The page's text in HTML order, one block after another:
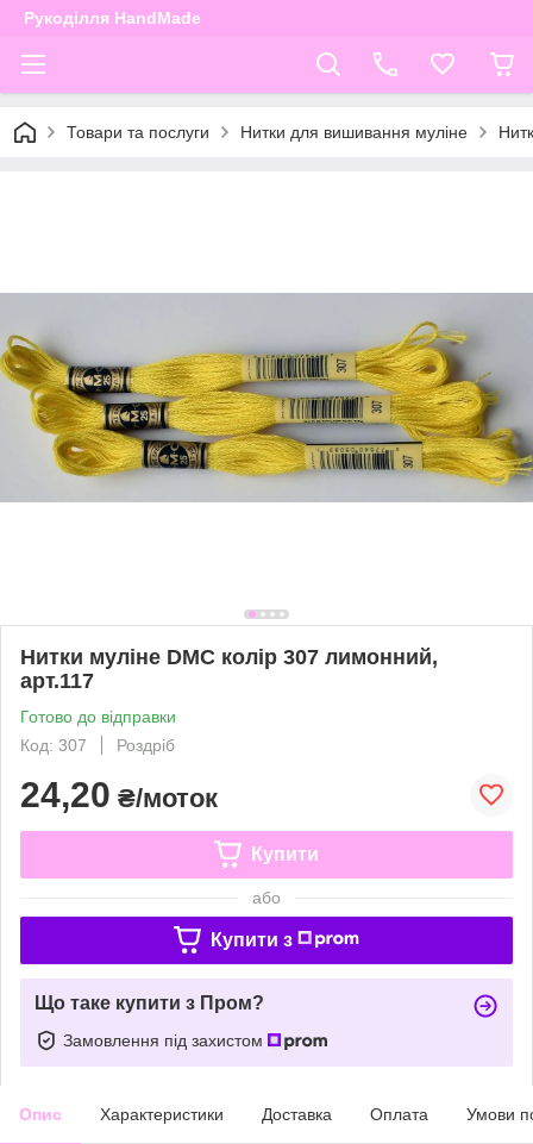
Рукоділля HandMade
Товари та послуги Нитки для вишивання муліне
Нитки муліне DMC колір 307 лимонний,
арт.117
Готово до відправки
Код: 307
Роздріб
24,20 ₴/моток
Купити
або
Купити з
Що таке купити з Пром?
Замовлення під захистом
Опис Характеристики Доставка Оплата Умови